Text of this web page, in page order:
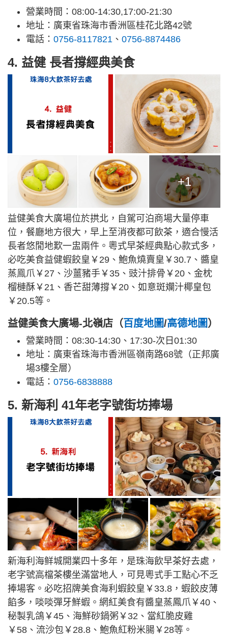
營業時間：08:00-14:30,17:00-21:30
地址：廣東省珠海市香洲區桂花北路42號
電話： 0756-8117821 、 0756-8874486
4. 益健 長者撐經典美食
+1
益健美食大廣場位於拱北，自駕可泊商場大量停車
位，餐廳地方很大，早上至消夜都可飲茶，適合慢活
長者悠閒地歎一盅兩件。粵式早茶經典點心款式多，
必吃美食益健蝦餃皇￥29、鮑魚燒賣皇￥30.7、醬皇
蒸鳯爪￥27、沙薑豬手￥35、豉汁排骨￥20、金枕
榴槤酥￥21、香芒甜薄撐￥20、如意斑斕汁椰皇包
￥20.5等。
益健美食大廣場-北嶺店（百度地圖/高德地圖 ）
營業時間：08:30-14:30、17:30-次日01:30
地址：廣東省珠海市香洲區嶺南路68號（正邦廣
場3樓全層）
電話： 0756-6838888
5. 新海利 41年老字號街坊捧場
新海利海鲜城開業四十多年，是珠海飲早茶好去處，
老字號高檔茶樓坐滿當地人，可見粵式手工點心不乏
捧場客。必吃招牌美食海利蝦餃皇￥33.8，蝦餃皮薄
餡多，啖啖彈牙鮮蝦。網紅美食有醬皇蒸鳳爪￥40、
秘製乳鴿￥45、海鮮砂鍋粥￥32、當紅脆皮雞
￥58、流沙包￥28.8、鮑魚紅粉米腸￥28等。